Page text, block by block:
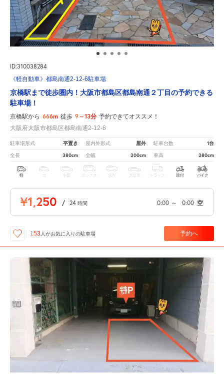
ID:310038284
《軽自動車》都島南通2-12-6駐車場
京橋駅まで徒歩圏内！大阪市都島区都島南通２丁目の予約できる
駐車場！
京橋駅から 666m 徒歩 9～13分 予約できてオススメ！
大阪府大阪市都島区都島南通2-12-6
駐車場形式 平置き 屋内外形式 屋外 駐車台数 1台
全長 380cm 全幅 200cm 車高 280cm
軽 中型 ボックス SUV 大型車 トラック 原付 バイク
¥1,250 / 24 時間 0:00 ～ 0:00 空
153人がお気に入りの駐車場 予約へ